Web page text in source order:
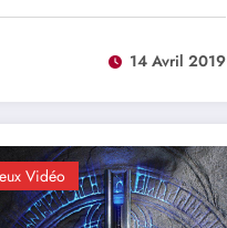
14 Avril 2019
Vidéo